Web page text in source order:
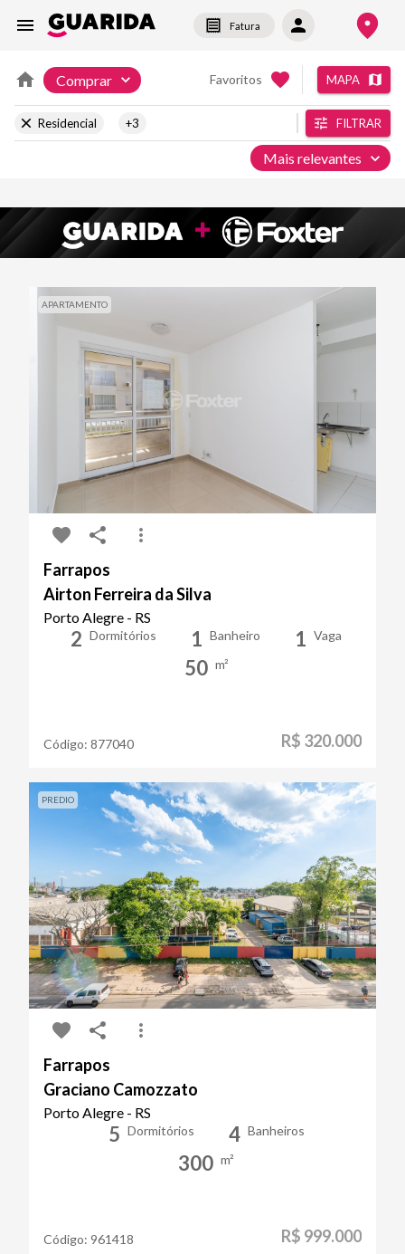
Fatura
Comprar Favoritos MAPA
Residencial +3 FILTRAR
Mais relevantes
APARTAMENTO
Farrapos
Airton Ferreira da Silva
Porto Alegre - RS
2 Dormitórios 1 Banheiro 1 Vaga
50 m²
Código: 877040 R$ 320.000
PREDIO
Farrapos
Graciano Camozzato
Porto Alegre - RS
5 Dormitórios 4 Banheiros
300 m²
Código: 961418 R$ 999.000